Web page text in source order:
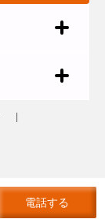
電話する